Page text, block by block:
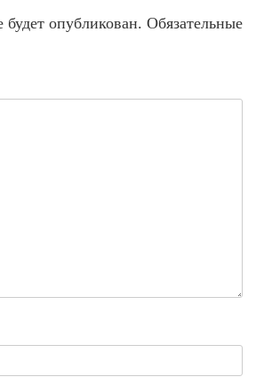
опубликован. Обязательные